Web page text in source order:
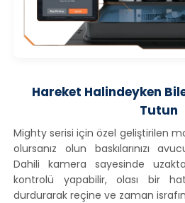
Hareket Halindeyken
Tutun
Mighty serisi için özel geliştirilen
olursanız olun baskılarınızı
Dahili kamera sayesinde
kontrolü yapabilir, olası bir
durdurarak reçine ve zaman